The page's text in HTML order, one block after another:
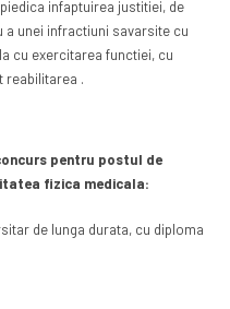
infaptuirea justitiei, de
unei infractiuni savarsite cu
cu exercitarea functiei, cu
reabilitarea .
pentru postul de
fizica medicala:
de lunga durata, cu diploma